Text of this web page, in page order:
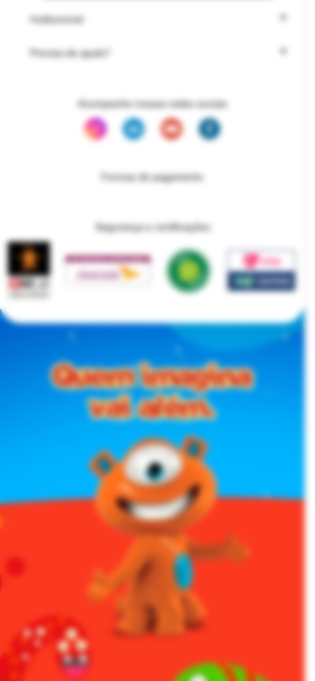
Institucional
Precisa de ajuda?
Acompanhe nossas redes sociais
Formas de pagamento
Segurança e certificações